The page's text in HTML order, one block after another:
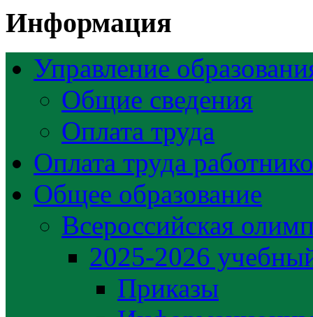
Информация
Управление
Общие сведения
Оплата труда
Оплата труда
Общее образование
Всероссийская
2025-2026
Приказы